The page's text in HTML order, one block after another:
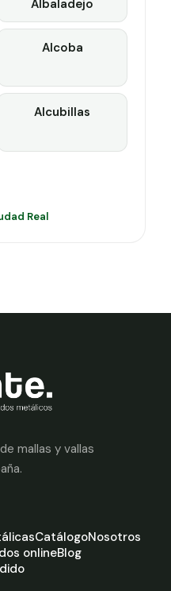
Albaladejo
Alcoba
Alcubillas
Real
mallas y vallas
CatálogoNosotros
onlineBlog